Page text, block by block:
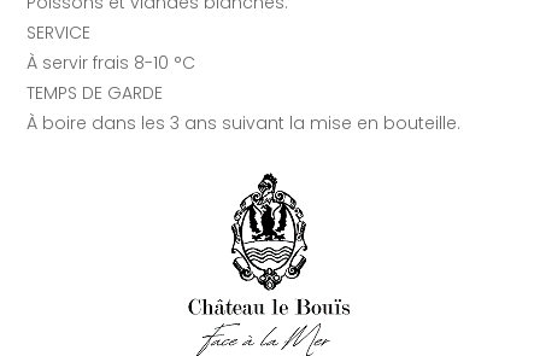
SERVICE
À servir frais 8-10 °C
TEMPS DE GARDE
À boire dans les 3 ans suivant la mise en bouteille.